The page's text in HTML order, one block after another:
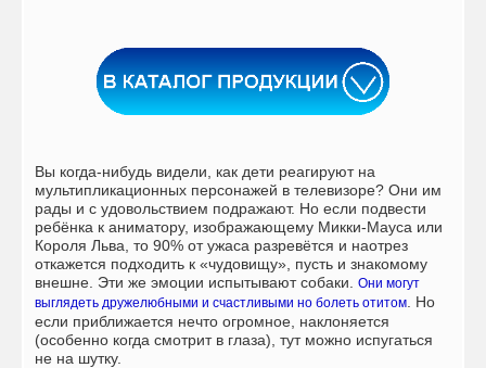
Вы когда-нибудь видели, как дети реагируют на
мультипликационных персонажей в телевизоре? Они им
рады и с удовольствием подражают. Но если подвести
ребёнка к аниматору, изображающему Микки-Мауса или
Короля Льва, то 90% от ужаса разревётся и наотрез
откажется подходить к «чудовищу», пусть и знакомому
внешне. Эти же эмоции испытывают собаки. Они могут
выглядеть дружелюбными и счастливыми но болеть отитом . Но
если приближается нечто огромное, наклоняется
(особенно когда смотрит в глаза), тут можно испугаться
не на шутку.